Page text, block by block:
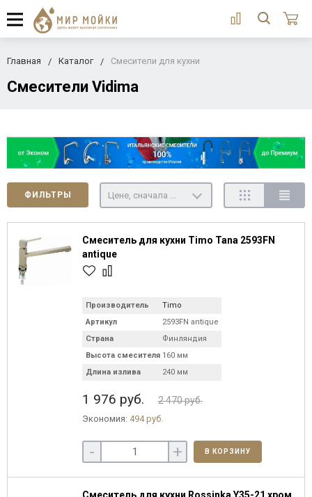
Главная Каталог Смесители для кухни
Смесители Vidima
ФИЛЬТРЫ
Смеситель для кухни Timo Tana 2593FN
antique
Производитель
Timo
Артикул
2593FN antique
Страна
Финляндия
Высота смесителя 160 мм
Длина излива
240 мм
1 976 руб. 2 470 руб.
Экономия: 494 руб.
- + В КОРЗИНУ
Смеситель для кухни Rossinka Y35-21 хром